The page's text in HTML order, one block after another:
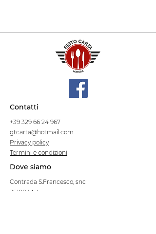
Contatti
+39 329 66 24 967
gtcarta@hotmail.com
Privacy policy
Termini e condizioni
Dove siamo
Contrada S.Francesco, snc
75100 Matera